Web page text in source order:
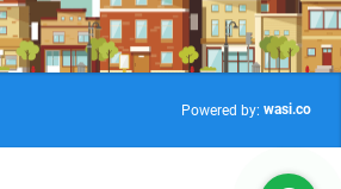
Powered by: wasi.co